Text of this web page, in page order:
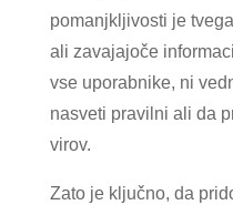
pomanjkljivosti je
ali zavajajoče
vse uporabnike, ni
nasveti pravilni ali da
virov.
Zato je ključno, da